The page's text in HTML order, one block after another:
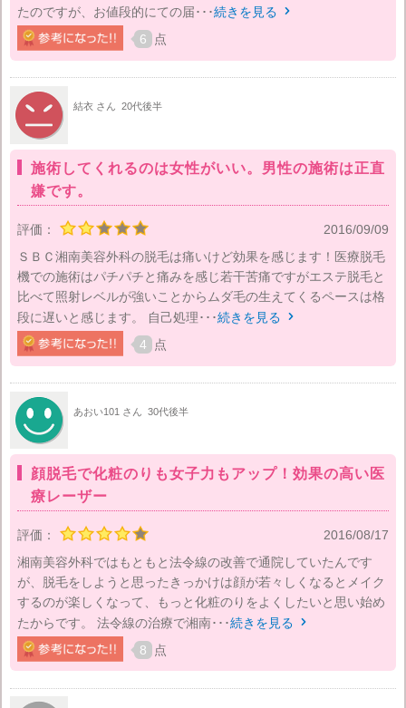
たのですが、お値段的にての届･･･続きを見る 
6 点
結衣 さん 20代後半
施術してくれるのは女性がいい。男性の施術は正直
嫌です。
評価：
2016/09/09
ＳＢＣ湘南美容外科の脱毛は痛いけど効果を感じます！医療脱毛
機での施術はパチパチと痛みを感じ若干苦痛ですがエステ脱毛と
比べて照射レベルが強いことからムダ毛の生えてくるペースは格
段に遅いと感じます。 自己処理･･･続きを見る 
4 点
あおい101 さん 30代後半
顔脱毛で化粧のりも女子力もアップ！効果の高い医
療レーザー
評価：
2016/08/17
湘南美容外科ではもともと法令線の改善で通院していたんです
が、脱毛をしようと思ったきっかけは顔が若々しくなるとメイク
するのが楽しくなって、もっと化粧のりをよくしたいと思い始め
たからです。 法令線の治療で湘南･･･続きを見る 
8 点